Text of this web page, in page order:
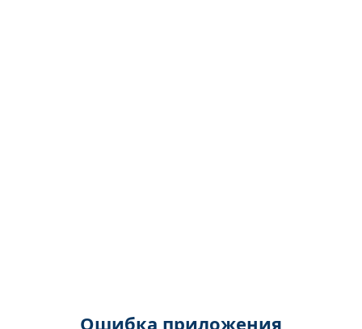
Ошибка приложения